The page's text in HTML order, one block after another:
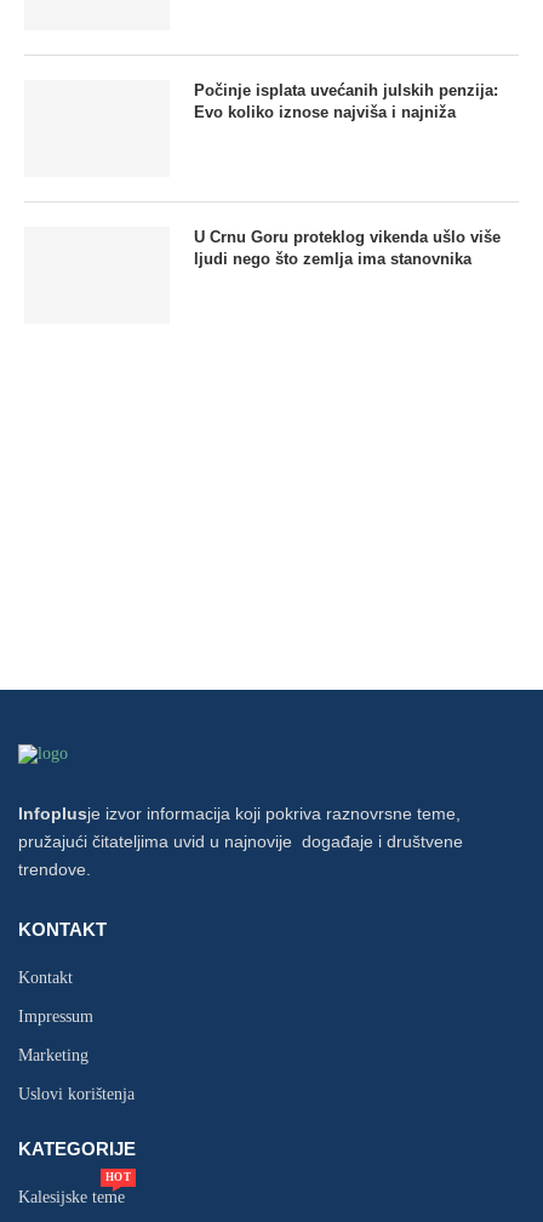
Počinje isplata uvećanih julskih penzija:
Evo koliko iznose najviša i najniža
U Crnu Goru proteklog vikenda ušlo više
ljudi nego što zemlja ima stanovnika
Infoplusje izvor informacija koji pokriva raznovrsne teme,
pružajući čitateljima uvid u najnovije događaje i društvene
trendove.
KONTAKT
Kontakt
Impressum
Marketing
Uslovi korištenja
KATEGORIJE
Kalesijske teme
HOT